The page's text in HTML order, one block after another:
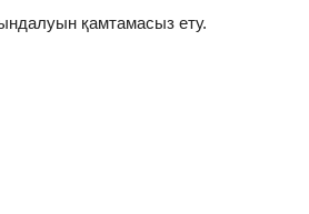
қамтамасыз ету.